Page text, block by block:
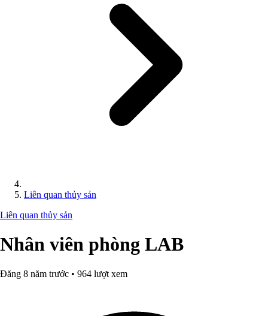
Liên quan thủy sản
Liên quan thủy sản
Nhân viên phòng LAB
Đăng 8 năm trước • 964 lượt xem